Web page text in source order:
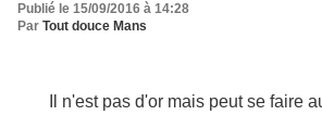
Publié le 15/09/2016 à 14:28
Par Tout douce Mans
Il n'est pas d'or mais peut se faire